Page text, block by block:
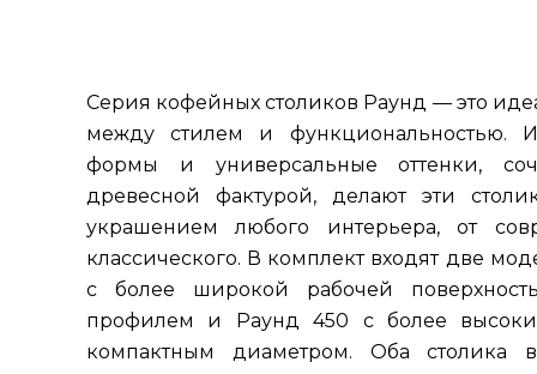
Серия кофейных столиков Раунд — это
между стилем и функциональностью.
формы и универсальные оттенки,
древесной фактурой, делают эти
украшением любого интерьера, от
классического. В комплект входят две
с более широкой рабочей
профилем и Раунд 450 с более
компактным диаметром. Оба столика